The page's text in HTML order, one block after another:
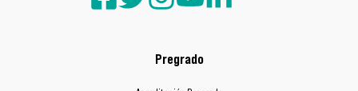
Pregrado